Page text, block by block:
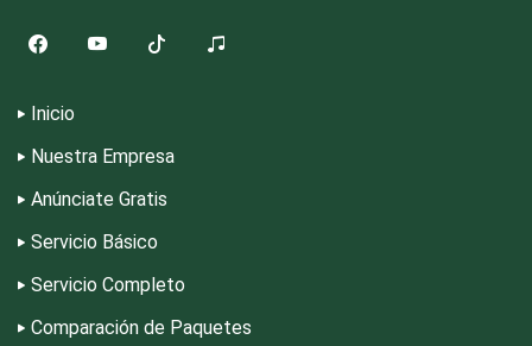
Escuelas de Artes
Escuelas de Gastronomía
Escuelas de Idiomas
Inicio
Nuestra Empresa
Anúnciate Gratis
Servicio Básico
Servicio Completo
Comparación de Paquetes